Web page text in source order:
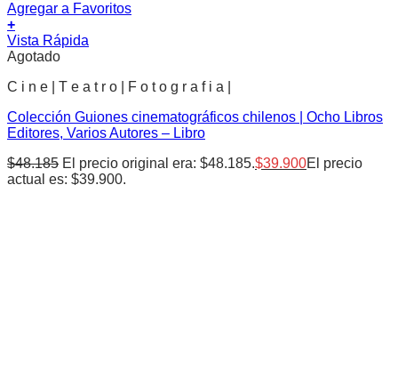
Agregar a Favoritos
+
Vista Rápida
Agotado
C i n e | T e a t r o | F o t o g r a f i a |
Colección Guiones cinematográficos chilenos | Ocho Libros
Editores, Varios Autores – Libro
$48.185 El precio original era: $48.185.$39.900El precio
actual es: $39.900.